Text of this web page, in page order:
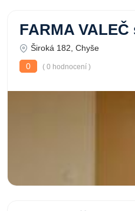
FARMA VALEČ
Široká 182, Chyše
0
( 0 hodnocení )